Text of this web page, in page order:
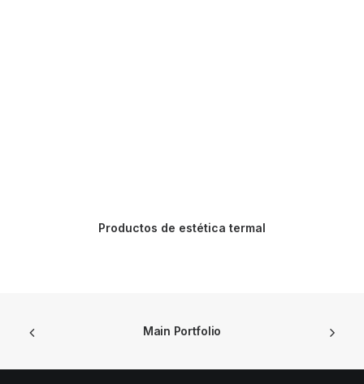
Productos de estética termal
Main Portfolio